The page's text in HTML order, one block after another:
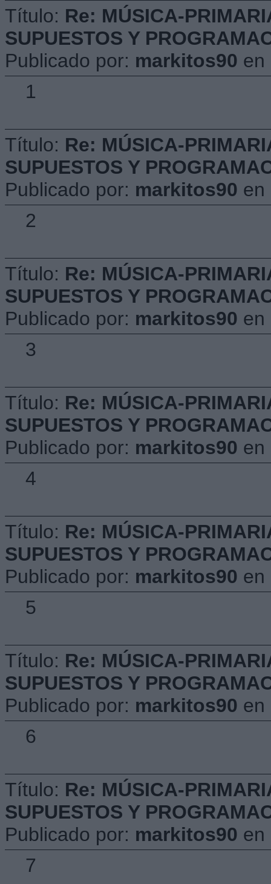
Título: Re: MÚSICA-
SUPUESTOS Y
Publicado por: markitos90 en
1
Título: Re: MÚSICA-
SUPUESTOS Y
Publicado por: markitos90 en
2
Título: Re: MÚSICA-
SUPUESTOS Y
Publicado por: markitos90 en
3
Título: Re: MÚSICA-
SUPUESTOS Y
Publicado por: markitos90 en
4
Título: Re: MÚSICA-
SUPUESTOS Y
Publicado por: markitos90 en
5
Título: Re: MÚSICA-
SUPUESTOS Y
Publicado por: markitos90 en
6
Título: Re: MÚSICA-
SUPUESTOS Y
Publicado por: markitos90 en
7